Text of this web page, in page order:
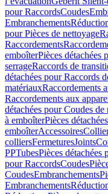
pour RaccordsCoudes
Embranchements
pour Pièces de nettoyage
Raccordements
emboîterPièces détachées
serrageRaccords de
détachées pour Raccords
matériauxRaccordements
Raccordements aux
détachées pour Coudes de
à emboîterPièces
emboîterAccessoires
colliersFermeturesJoints
PPTubesPièces détachées
pour RaccordsCoudes
CoudesEmbranchements
Embranchements